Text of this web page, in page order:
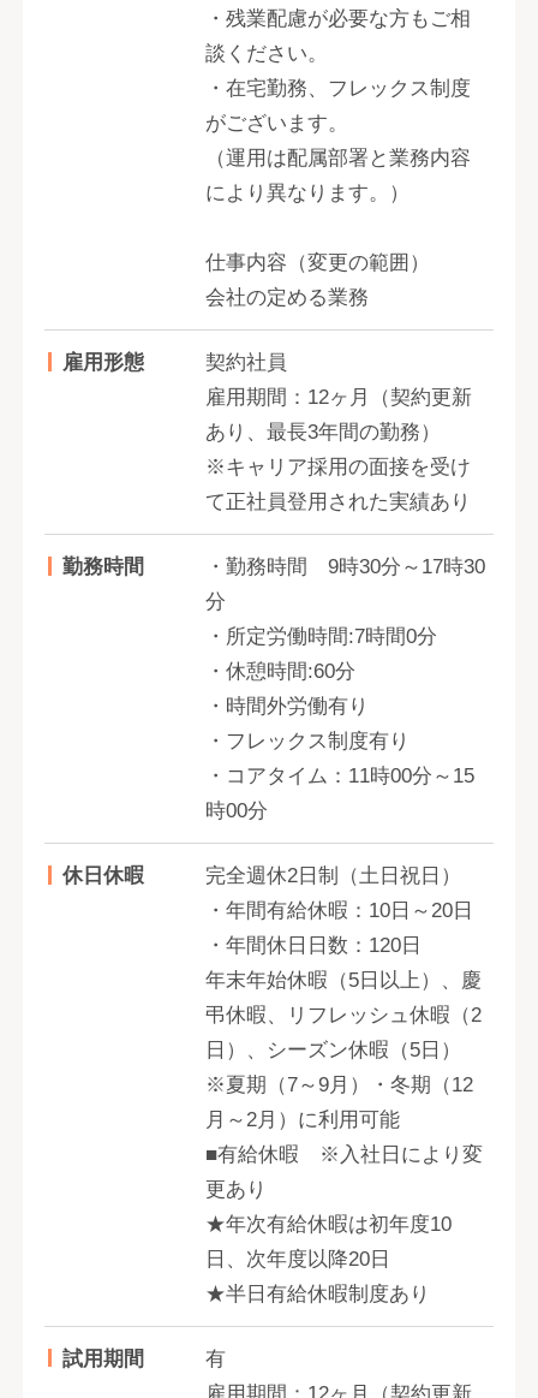
・残業配慮が必要な方もご相
談ください。
・在宅勤務、フレックス制度
がございます。
（運用は配属部署と業務内容
により異なります。）
仕事内容（変更の範囲）
会社の定める業務
雇用形態
契約社員
雇用期間：12ヶ月（契約更新
あり、最長3年間の勤務）
※キャリア採用の面接を受け
て正社員登用された実績あり
勤務時間
・勤務時間 9時30分～17時30
分
・所定労働時間:7時間0分
・休憩時間:60分
・時間外労働有り
・フレックス制度有り
・コアタイム：11時00分～15
時00分
休日休暇
完全週休2日制（土日祝日）
・年間有給休暇：10日～20日
・年間休日日数：120日
年末年始休暇（5日以上）、慶
弔休暇、リフレッシュ休暇（2
日）、シーズン休暇（5日）
※夏期（7～9月）・冬期（12
月～2月）に利用可能
■有給休暇 ※入社日により変
更あり
★年次有給休暇は初年度10
日、次年度以降20日
★半日有給休暇制度あり
試用期間
有
雇用期間：12ヶ月（契約更新